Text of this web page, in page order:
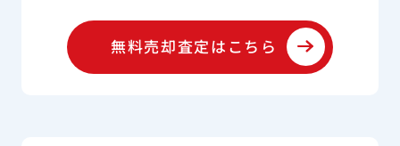
無料売却査定はこちら